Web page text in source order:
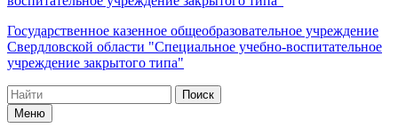
Государственное казенное общеобразовательное учреждение
Свердловской области "Специальное учебно-воспитательное
учреждение закрытого типа"
Поиск
по:Меню